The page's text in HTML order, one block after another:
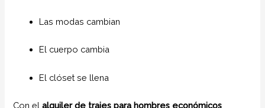
Las modas cambian
El cuerpo cambia
El clóset se llena
Con elalquiler de trajes para hombres económicos